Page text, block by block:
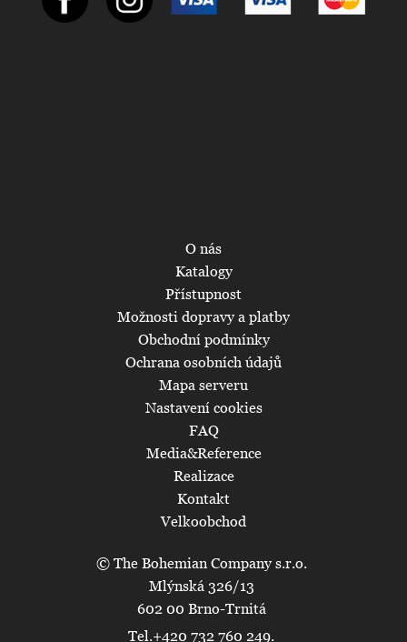
© The Bohemian Company s.r.o.
Mlýnská 326/13
602 00 Brno-Trnitá
Tel.+420 732 760 249.
O nás
Katalogy
Přístupnost
Možnosti dopravy a platby
Obchodní podmínky
Ochrana osobních údajů
Mapa serveru
Nastavení cookies
FAQ
Media&Reference
Realizace
Kontakt
Velkoobchod